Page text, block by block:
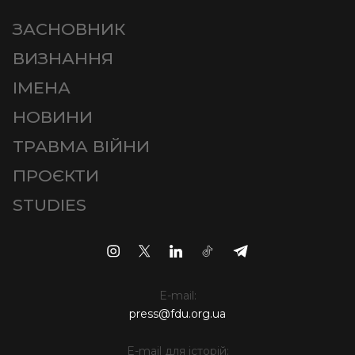
ЗАСНОВНИК
ВИЗНАННЯ
ІМЕНА
НОВИНИ
ТРАВМА ВІЙНИ
ПРОЄКТИ
STUDIES
E-mail:
press@fdu.org.ua
E-mail для історій: